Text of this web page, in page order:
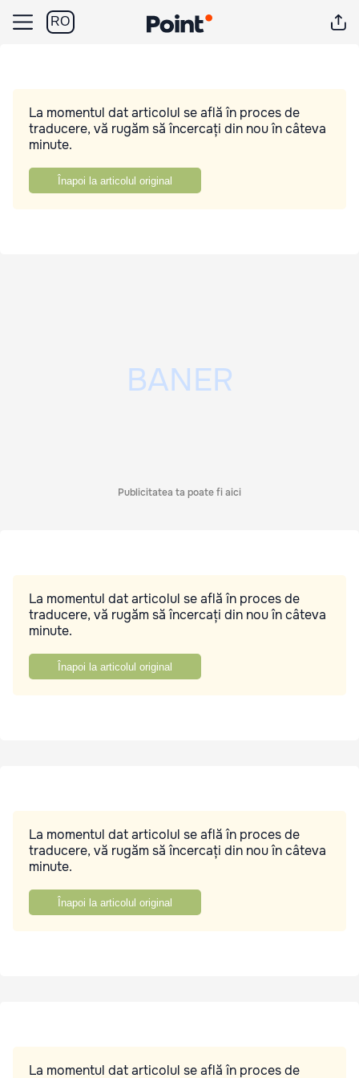
RO
La momentul dat articolul se află în proces de
traducere, vă rugăm să încercați din nou în câteva
minute.
Înapoi la articolul original
Publicitatea ta poate fi aici
La momentul dat articolul se află în proces de
traducere, vă rugăm să încercați din nou în câteva
minute.
Înapoi la articolul original
La momentul dat articolul se află în proces de
traducere, vă rugăm să încercați din nou în câteva
minute.
Înapoi la articolul original
La momentul dat articolul se află în proces de